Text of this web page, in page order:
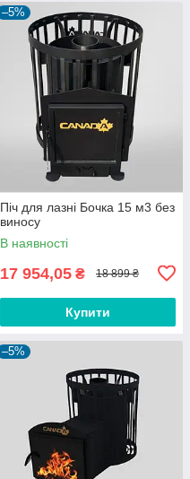
–5%
Піч для лазні Бочка 15 м3 без
виносу
В наявності
17 954,05 ₴ 18 899 ₴
Купити
–5%